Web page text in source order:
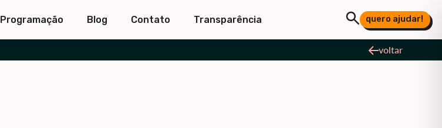
Programação Blog Contato Transparência quero ajudar!
voltar